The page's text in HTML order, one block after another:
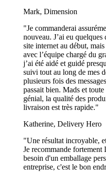
Mark, Dimension
"Je commanderai
nouveau. J’ai eu
site internet au début,
avec l’équipe chargé du
j’ai été aidé et guidé
suivi tout au long de mes
plusieurs fois des
passait bien. Mads et
génial, la qualité des
livraison est très rapide."
Katherine, Delivery Hero
"Une résultat incroyable,
Je recommande
besoin d'un emballage
entreprise, c'est le bon